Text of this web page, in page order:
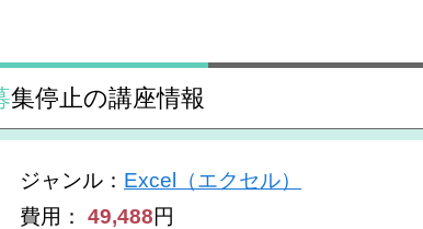
募集停止の講座情報
ジャンル ： Excel（エクセル）
費用： 49,488円